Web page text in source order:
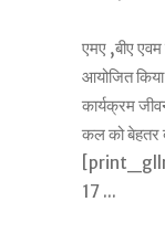
एमए ,बीए एवम
आयोजित
कार्यक्रम
कल को बेहतर
[print_gllr
17